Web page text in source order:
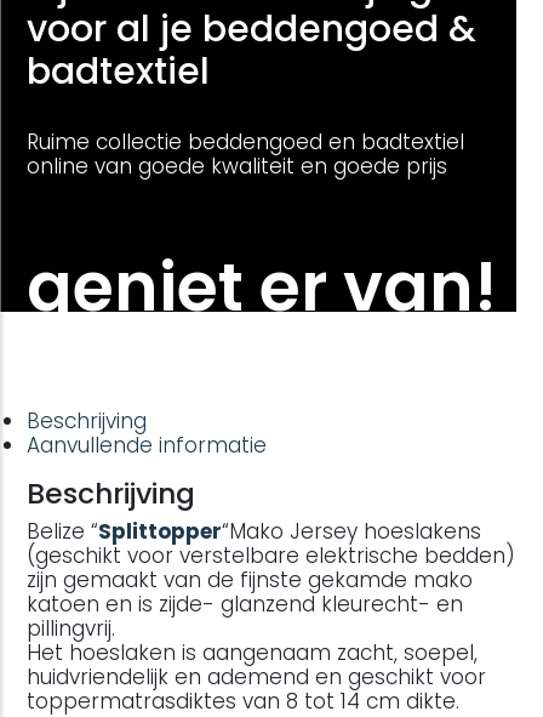
voor al je beddengoed &
badtextiel
Ruime collectie beddengoed en badtextiel
online van goede kwaliteit en goede prijs
geniet er van!
Beschrijving
Aanvullende informatie
Beschrijving
Belize “Splittopper“Mako Jersey hoeslakens
(geschikt voor verstelbare elektrische bedden)
zijn gemaakt van de fijnste gekamde mako
katoen en is zijde- glanzend kleurecht- en
pillingvrij.
Het hoeslaken is aangenaam zacht, soepel,
huidvriendelijk en ademend en geschikt voor
toppermatrasdiktes van 8 tot 14 cm dikte.